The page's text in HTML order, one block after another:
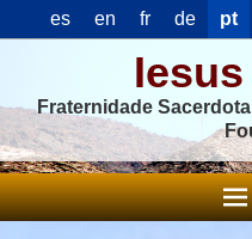
es en fr de pt
Fraternidade